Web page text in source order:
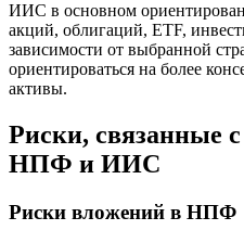
ИИС в основном
акций, облигаций, ETF,
зависимости от выбранной
ориентироваться на более
активы.
Риски, связанные
НПФ и ИИС
Риски вложений в НПФ